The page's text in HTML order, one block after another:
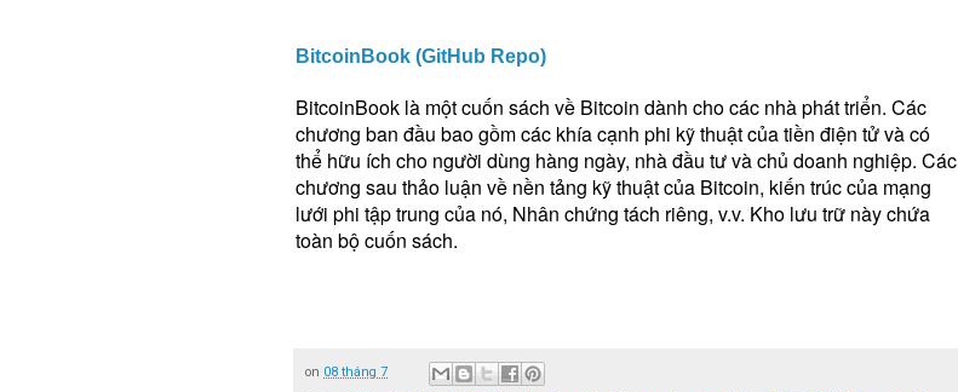
BitcoinBook (GitHub Repo)
BitcoinBook là một cuốn sách về Bitcoin dành cho các nhà phát triển. Các
chương ban đầu bao gồm các khía cạnh phi kỹ thuật của tiền điện tử và có
thể hữu ích cho người dùng hàng ngày, nhà đầu tư và chủ doanh nghiệp. Các
chương sau thảo luận về nền tảng kỹ thuật của Bitcoin, kiến ​​trúc của mạng
lưới phi tập trung của nó, Nhân chứng tách riêng, v.v. Kho lưu trữ này chứa
toàn bộ cuốn sách.
on 08 tháng 7